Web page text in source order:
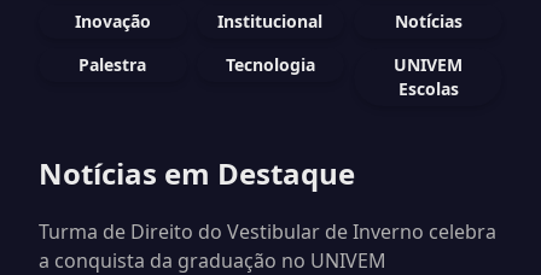
Inovação
Institucional
Notícias
Palestra
Tecnologia
UNIVEM
Escolas
Notícias em Destaque
Turma de Direito do Vestibular de Inverno celebra
a conquista da graduação no UNIVEM